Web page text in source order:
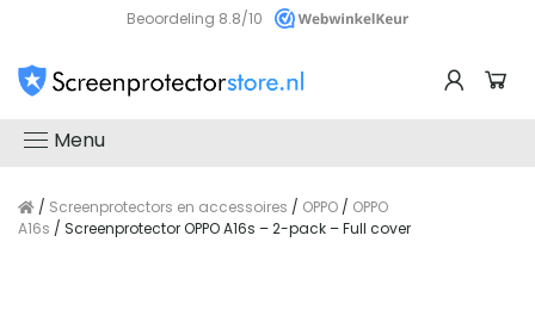
Beoordeling 8.8/10
Menu
/ Screenprotectors en accessoires / OPPO / OPPO
A16s / Screenprotector OPPO A16s – 2-pack – Full cover